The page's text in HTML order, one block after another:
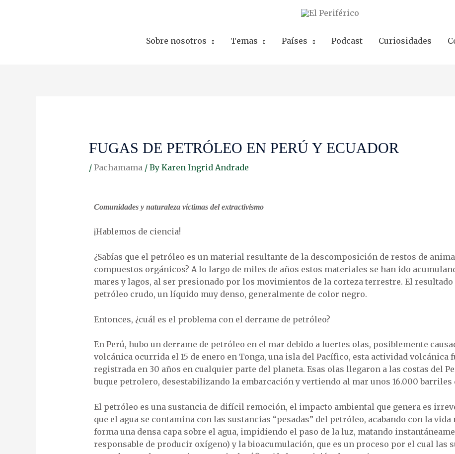
Sobre nosotros
Temas Países Podcast Curiosidades
FUGAS DE PETRÓLEO EN PERÚ Y ECUADOR
/ Pachamama / By Karen Ingrid Andrade
Comunidades y naturaleza víctimas del extractivismo
¡Hablemos de ciencia!
¿Sabías que el petróleo es un material resultante de la descomposición de restos de
compuestos orgánicos? A lo largo de miles de años estos materiales se han ido
mares y lagos, al ser presionado por los movimientos de la corteza terrestre. El resultado
petróleo crudo, un líquido muy denso, generalmente de color negro.
Entonces, ¿cuál es el problema con el derrame de petróleo?
En Perú, hubo un derrame de petróleo en el mar debido a fuertes olas, posiblemente
volcánica ocurrida el 15 de enero en Tonga, una isla del Pacífico, esta actividad volcánica
registrada en 30 años en cualquier parte del planeta. Esas olas llegaron a las costas del
buque petrolero, desestabilizando la embarcación y vertiendo al mar unos 16.000 barriles
El petróleo es una sustancia de difícil remoción, el impacto ambiental que genera es
que el agua se contamina con las sustancias “pesadas” del petróleo, acabando con la vida
forma una densa capa sobre el agua, impidiendo el paso de la luz, matando
responsable de producir oxígeno) y la bioacumulación, que es un proceso por el cual las